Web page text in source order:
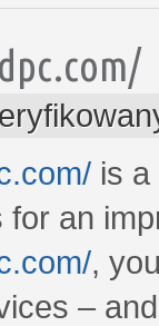
is
for an
,
–